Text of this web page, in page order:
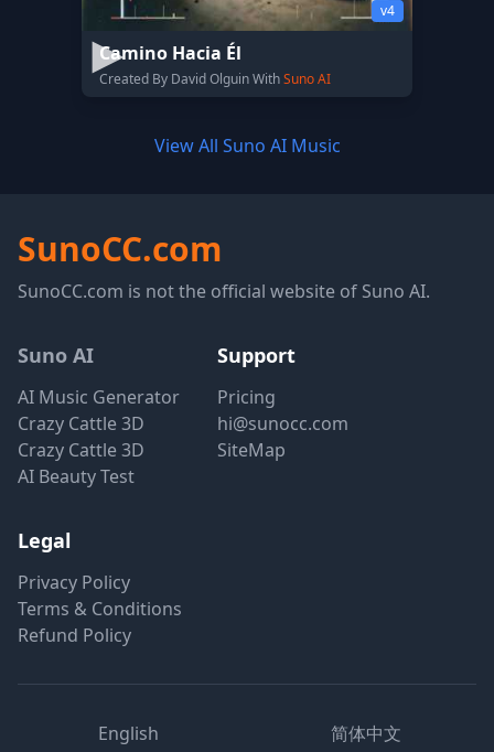
v4
Camino Hacia Él
Created By David Olguin WithSuno AI
View All Suno AI Music
SunoCC.com
SunoCC.com is not the official website of Suno AI.
Suno AI
AI Music Generator
Crazy Cattle 3D
Crazy Cattle 3D
AI Beauty Test
Support
Pricing
hi@sunocc.com
SiteMap
Legal
Privacy Policy
Terms & Conditions
Refund Policy
English 简体中文